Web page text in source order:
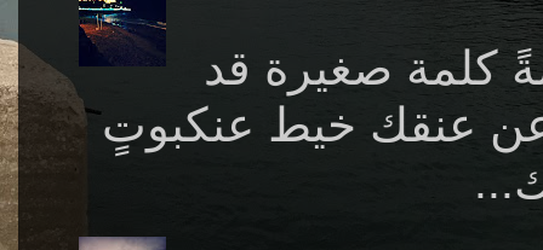
كلمة صغيرة قد
عن عنقك خيط عنكبوتٍ